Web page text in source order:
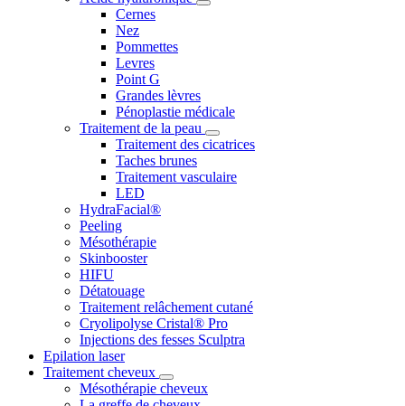
Cernes
Nez
Pommettes
Levres
Point G
Grandes lèvres
Pénoplastie médicale
Traitement de la peau
Traitement des cicatrices
Taches brunes
Traitement vasculaire
LED
HydraFacial®
Peeling
Mésothérapie
Skinbooster
HIFU
Détatouage
Traitement relâchement cutané
Cryolipolyse Cristal® Pro
Injections des fesses Sculptra
Epilation laser
Traitement cheveux
Mésothérapie cheveux